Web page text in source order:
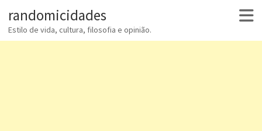
randomicidades
Estilo de vida, cultura, filosofia e opinião.